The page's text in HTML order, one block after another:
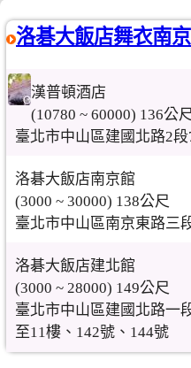
洛碁大飯店舞衣南
漢普頓酒店
(10780 ~ 60000) 136公尺
臺北市中山區建國北路2
洛碁大飯店南京館
(3000 ~ 30000) 138公尺
臺北市中山區南京東路三
洛碁大飯店建北館
(3000 ~ 28000) 149公尺
臺北市中山區建國北路一
至11樓、142號、144號